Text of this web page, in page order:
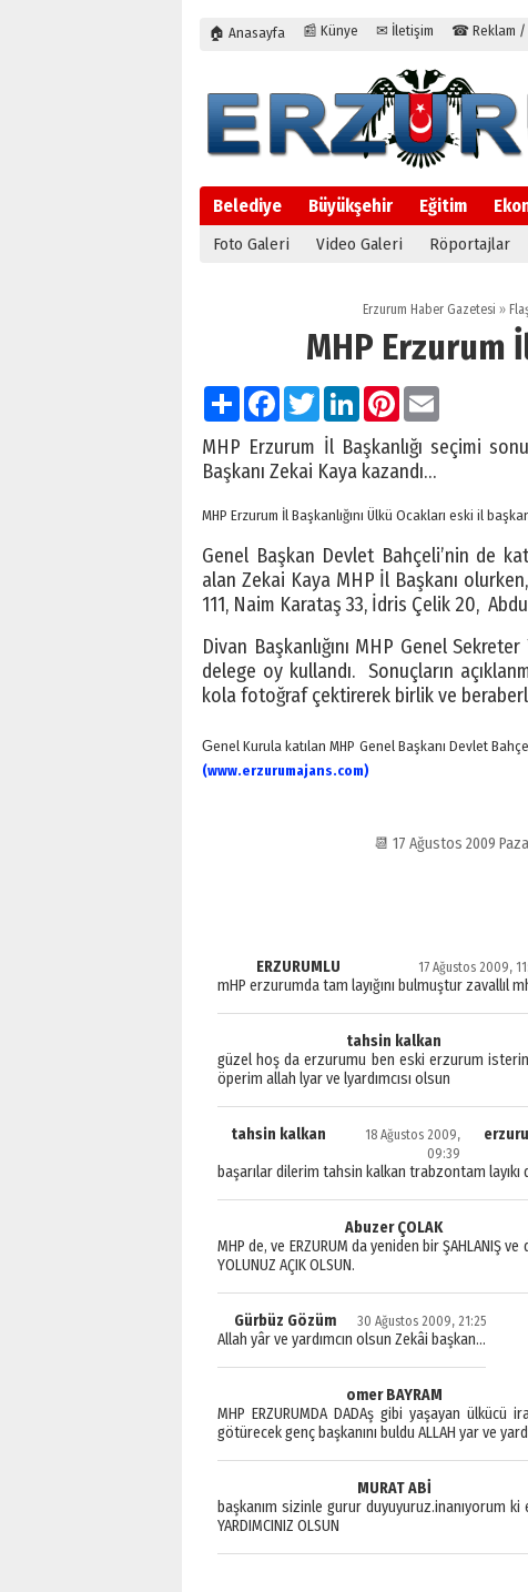
🏠 Anasayfa 📰 Künye ✉ İletişim ☎ Reklam /
Belediye Büyükşehir Eğitim
Foto Galeri Video Galeri Röportajlar
Erzurum Haber Gazetesi »
MHP Erzurum
PaylaşFacebook
TwitterLinkedInPinterest
MHP Erzurum İl Başkanlığı seçimi
Başkanı Zekai Kaya kazandı…
MHP Erzurum İl Başkanlığını Ülkü Ocakları eski il
Genel Başkan Devlet Bahçeli’nin de
alan Zekai Kaya MHP İl Başkanı
111, Naim Karataş 33, İdris Çelik 20,
Divan Başkanlığını MHP Genel
delege oy kullandı. Sonuçların
kola fotoğraf çektirerek birlik ve
Genel Kurula katılan MHP Genel Başkanı Devlet
(www.erzurumajans.com)
📆 17 Ağustos 2009
ERZURUMLU 17 Ağustos 2009,
mHP erzurumda tam layığını bulmuştur zavallıl
tahsin kalkan
güzel hoş da erzurumu ben eski erzurum
öperim allah lyar ve lyardımcısı olsun
tahsin kalkan
18 Ağustos 2009,
09:39
başarılar dilerim tahsin kalkan trabzontam
Abuzer ÇOLAK
MHP de, ve ERZURUM da yeniden bir ŞAHLANIŞ
YOLUNUZ AÇIK OLSUN.
Gürbüz Gözüm 30 Ağustos 2009, 21:25
Allah yâr ve yardımcın olsun Zekâi başkan…
omer BAYRAM
MHP ERZURUMDA DADAş gibi yaşayan
götürecek genç başkanını buldu ALLAH yar ve
MURAT ABİ
başkanım sizinle gurur duyuyuruz.inanıyorum ki
YARDIMCINIZ OLSUN